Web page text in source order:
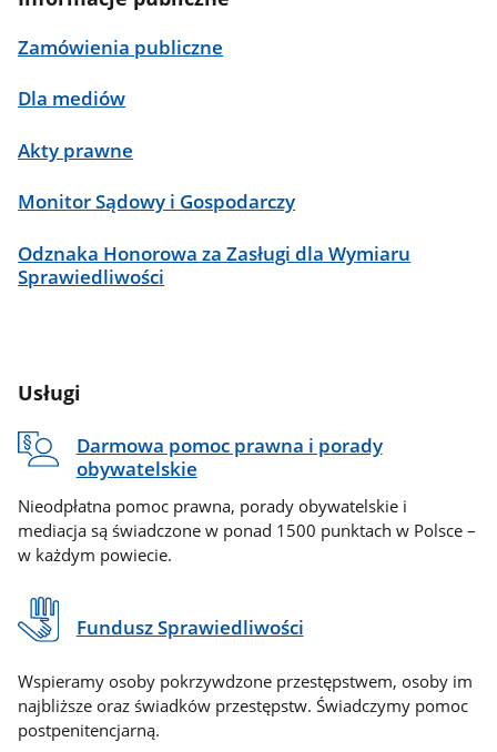
Zamówienia publiczne
Dla mediów
Akty prawne
Monitor Sądowy i Gospodarczy
Odznaka Honorowa za Zasługi dla Wymiaru
Sprawiedliwości
Usługi
Darmowa pomoc prawna i porady
obywatelskie
Nieodpłatna pomoc prawna, porady obywatelskie i
mediacja są świadczone w ponad 1500 punktach w Polsce –
w każdym powiecie.
Fundusz Sprawiedliwości
Wspieramy osoby pokrzywdzone przestępstwem, osoby im
najbliższe oraz świadków przestępstw. Świadczymy pomoc
postpenitencjarną.